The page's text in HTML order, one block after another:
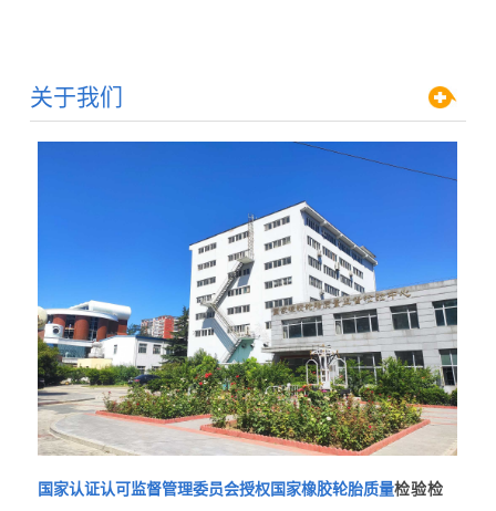
关于我们
国家认证认可监督管理委员会授权国家橡胶轮胎质量检验检